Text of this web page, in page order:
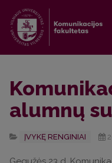
alumnų
ĮVYKĘ RENGINIAI